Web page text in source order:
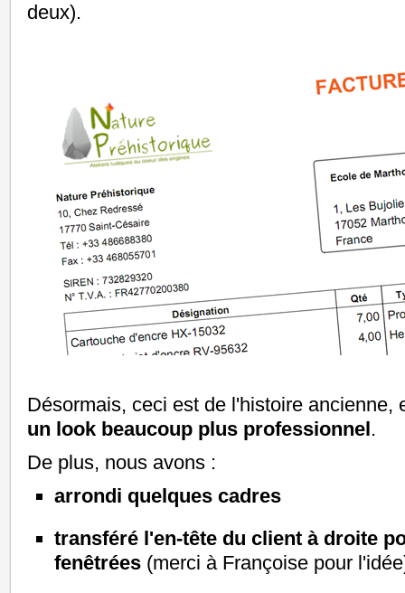
deux).
Désormais, ceci est de l'histoire ancienne,
un look beaucoup plus professionnel.
De plus, nous avons :
arrondi quelques cadres
transféré l'en-tête du client à droite
fenêtrées (merci à Françoise pour